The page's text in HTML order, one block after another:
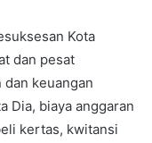
Kota
dan pesat
keuangan
Dia, biaya anggaran
kertas, kwitansi